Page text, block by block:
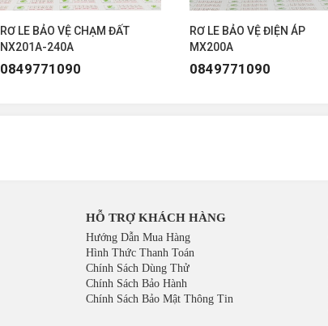
RƠ-LE BẢO VỆ QUÁ DÒNG NX203A-240A
RƠ-LE BẢO VỆ QUÁ DÒNG NX233A-240A
RƠ LE BẢO VỆ CHẠM ĐẤT
NX201A-240A
0849771090
RƠ LE BẢO VỆ ĐIỆN ÁP
MX200A
0849771090
HỖ TRỢ KHÁCH HÀNG
Hướng Dẫn Mua Hàng
Hình Thức Thanh Toán
Chính Sách Dùng Thử
Chính Sách Bảo Hành
Chính Sách Bảo Mật Thông Tin